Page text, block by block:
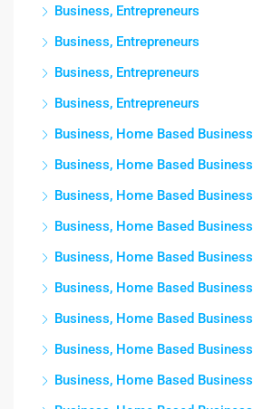
Business, Entrepreneurs
Business, Entrepreneurs
Business, Entrepreneurs
Business, Entrepreneurs
Business, Home Based Business
Business, Home Based Business
Business, Home Based Business
Business, Home Based Business
Business, Home Based Business
Business, Home Based Business
Business, Home Based Business
Business, Home Based Business
Business, Home Based Business